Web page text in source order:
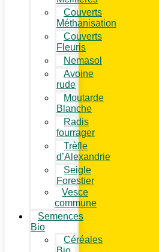
Couverts
Méthanisation
Couverts
Fleuris
Nemasol
Avoine
rude
Moutarde
Blanche
Radis
fourrager
Trèfle
d’Alexandrie
Seigle
Forestier
Vesce
commune
Semences
Bio
Céréales